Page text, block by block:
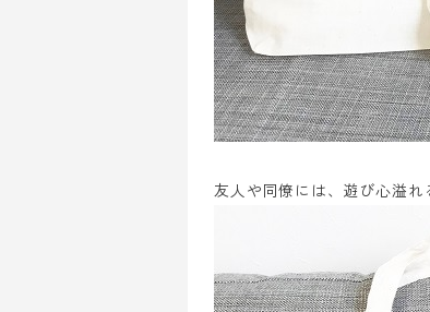
友人や同僚には、遊び心溢れ